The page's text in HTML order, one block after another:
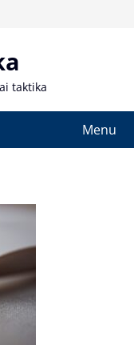
taktika
Menu